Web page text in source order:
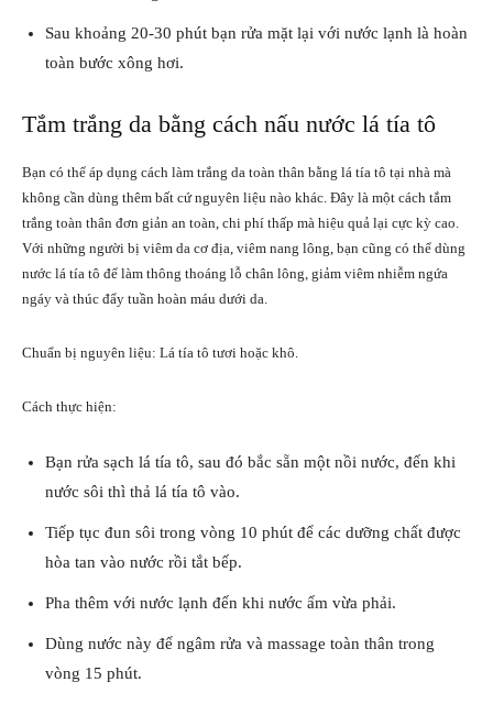
Sau khoảng 20-30 phút bạn rửa mặt lại với nước lạnh là hoàn
toàn bước xông hơi.
Tắm trắng da bằng cách nấu nước lá tía tô
Bạn có thể áp dụng cách làm trắng da toàn thân bằng lá tía tô tại nhà mà
không cần dùng thêm bất cứ nguyên liệu nào khác. Đây là một cách tắm
trắng toàn thân đơn giản an toàn, chi phí thấp mà hiệu quả lại cực kỳ cao.
Với những người bị viêm da cơ địa, viêm nang lông, bạn cũng có thể dùng
nước lá tía tô để làm thông thoáng lỗ chân lông, giảm viêm nhiễm ngứa
ngáy và thúc đẩy tuần hoàn máu dưới da.
Chuẩn bị nguyên liệu: Lá tía tô tươi hoặc khô.
Cách thực hiện:
Bạn rửa sạch lá tía tô, sau đó bắc sẵn một nồi nước, đến khi
nước sôi thì thả lá tía tô vào.
Tiếp tục đun sôi trong vòng 10 phút để các dưỡng chất được
hòa tan vào nước rồi tắt bếp.
Pha thêm với nước lạnh đến khi nước ấm vừa phải.
Dùng nước này để ngâm rửa và massage toàn thân trong
vòng 15 phút.